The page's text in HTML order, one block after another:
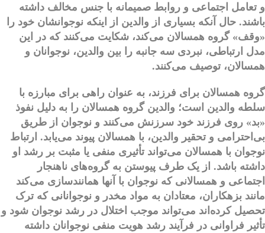
و تعامل اجتماعی و روابط صمیمانه با جنس مخالف داشته
باشند. حال آنکه بسیاری از والدین از اینکه نوجوانشان خود را
«وقف» گروه همسالان می‌کند، شکایت می‌کنند که در این
مدل ارتباطی، نبردی سه جانبه را بین والدین، نوجوانان و
همسالان، توصیف می‌کنند.
گروه همسالان برای فرزند، به عنوان راهی برای مبارزه با
سلطه والدین است؛ والدین گروه همسالان را به دلیل نفوذ
«بد» روی فرزند خود سرزنش می‌کنند و نوجوان از طریق
بی‌احترامی و تحقیر والدین، با همسالان پیوند می‌یابد. ارتباط
نوجوان با همسالان می‌تواند تأثیری منفی یا مثبت بر رشد او
داشته باشد. از یک طرف پیوستن به گروه‌های ناهنجار
اجتماعی و همسالانی که نوجوان با آنها همانندسازی می‌کند
مانند بزهکاران، معتادان به مواد مخدر و نوجوانانی که ترک
تحصیل کرده‌اند می‌تواند موجب اختلال در رشد نوجوان شود و
تأثیر فراوانی در فرآیند رشد هویت منفی نوجوانان داشته